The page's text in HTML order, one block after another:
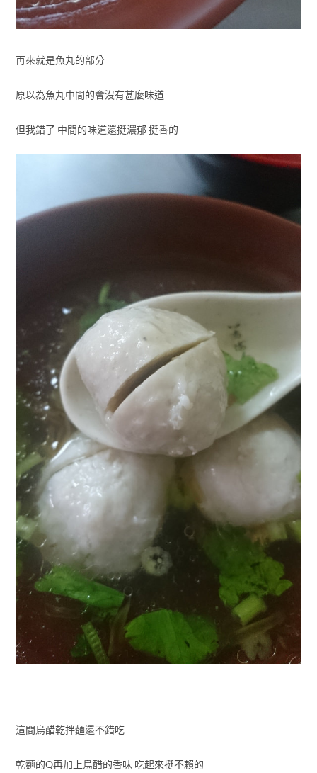
再來就是魚丸的部分
原以為魚丸中間的會沒有甚麼味道
但我錯了 中間的味道還挺濃郁 挺香的
這間烏醋乾拌麵還不錯吃
乾麵的Q再加上烏醋的香味 吃起來挺不賴的